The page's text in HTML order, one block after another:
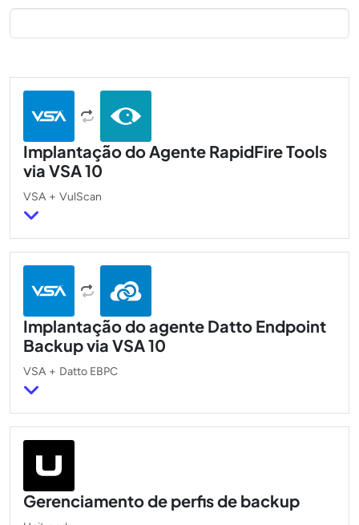
Implantação do Agente RapidFire Tools
via VSA 10
VSA + VulScan
Implantação do agente Datto Endpoint
Backup via VSA 10
VSA + Datto EBPC
Gerenciamento de perfis de backup